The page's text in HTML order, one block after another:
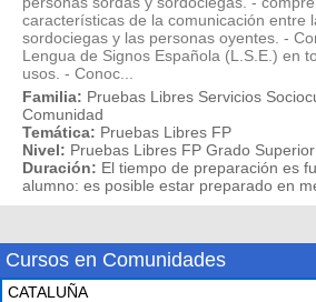
características de la comunicación entre
sordociegas y las personas oyentes. -
Lengua de Signos Española (L.S.E.) en
usos. - Conoc...
Familia: Pruebas Libres Servicios
Comunidad
Temática: Pruebas Libres FP
Nivel: Pruebas Libres FP Grado Superior
Duración: El tiempo de preparación es
alumno: es posible estar preparado en
Cursos en Comunidades
CATALUÑA